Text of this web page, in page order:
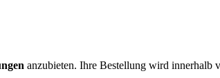
anzubieten. Ihre Bestellung wird innerhalb